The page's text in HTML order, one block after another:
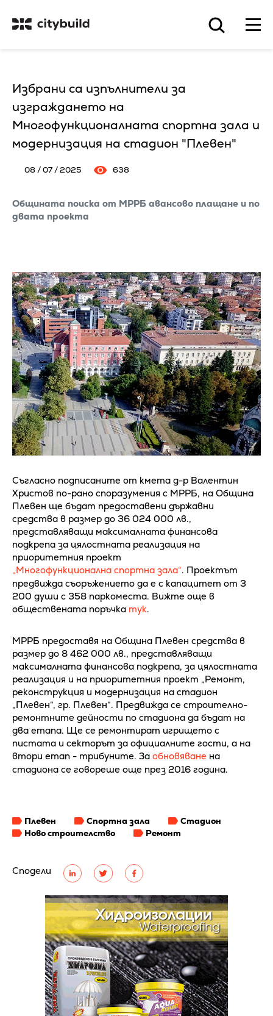
Сподели
Избрани са изпълнители за
изграждането на
Многофункционалната спортна зала и
модернизация на стадион "Плевен"
08 / 07 / 2025 638
Общината поиска от МРРБ авансово плащане и по
двата проекта
Съгласно подписаните от кмета д-р Валентин
Христов по-рано споразумения с МРРБ, на Община
Плевен ще бъдат предоставени държавни
средства в размер до 36 024 000 лв.,
представляващи максималната финансова
подкрепа за цялостната реализация на
приоритетния проект
„Многофункционална спортна зала“. Проектът
предвижда съоръжението да е с капацитет от 3
200 души с 358 паркоместа. Вижте още в
обществената поръчка тук.
МРРБ предоставя на Община Плевен средства в
размер до 8 462 000 лв., представляващи
максималната финансова подкрепа, за цялостната
реализация и на приоритетния проект „Ремонт,
реконструкция и модернизация на стадион
„Плевен“, гр. Плевен“. Предвижда се строително-
ремонтните дейности по стадиона да бъдат на
два етапа. Ще се ремонтират игрището с
пистата и секторът за официалните гости, а на
втори етап - трибуните. За обновяване на
стадиона се говореше още през 2016 година.
Плевен Спортна зала
Стадион
Ново строителство
Ремонт